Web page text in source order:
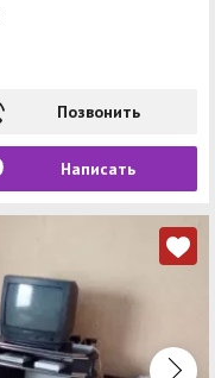
Позвонить
Написать